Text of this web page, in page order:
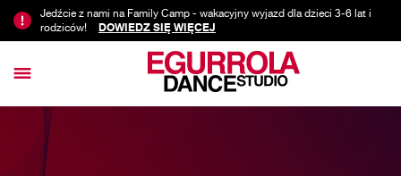
Jedźcie z nami na Family Camp - wakacyjny wyjazd dla dzieci 3-6 lat i
rodziców!
DOWIEDZ SIĘ WIĘCEJ